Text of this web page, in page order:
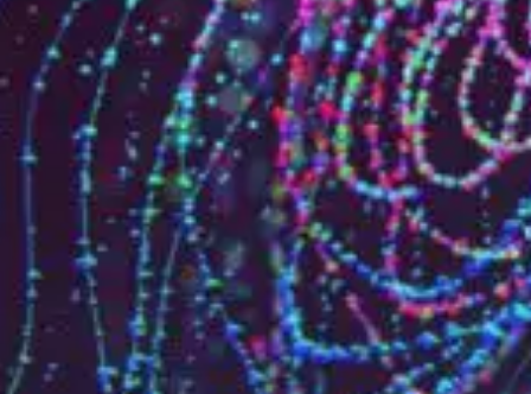
Nos distinctions
Réseau international
Nos partenaires
Qui sommes-nous?
Équipe brevets
Équipe marques
Avocats
Nous rejoindre